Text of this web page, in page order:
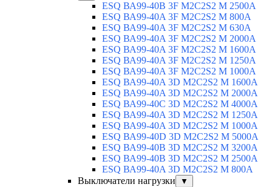
ESQ ВА99-40B 3F M2C2S2 M 2500A
ESQ ВА99-40A 3F M2C2S2 М 800A
ESQ ВА99-40A 3F M2C2S2 М 630A
ESQ ВА99-40A 3F M2C2S2 М 2000A
ESQ ВА99-40A 3F M2C2S2 М 1600A
ESQ ВА99-40A 3F M2C2S2 М 1250A
ESQ ВА99-40A 3F M2C2S2 М 1000A
ESQ ВА99-40A 3D M2C2S2 M 1600A
ESQ ВА99-40A 3D M2C2S2 M 2000A
ESQ ВА99-40C 3D M2C2S2 M 4000A
ESQ ВА99-40A 3D M2C2S2 M 1250A
ESQ ВА99-40A 3D M2C2S2 M 1000A
ESQ ВА99-40D 3D M2C2S2 M 5000A
ESQ ВА99-40B 3D M2C2S2 M 3200A
ESQ ВА99-40B 3D M2C2S2 M 2500A
ESQ ВА99-40A 3D M2C2S2 M 800A
Выключатели нагрузки
▼